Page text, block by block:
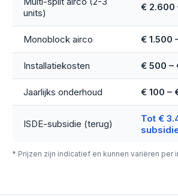
units)
€ 2.600
Monoblock airco € 1.500
Installatiekosten € 500 –
Jaarlijks onderhoud € 100 –
ISDE-subsidie (terug)
Tot €
* Prijzen zijn indicatief en kunnen variëren per